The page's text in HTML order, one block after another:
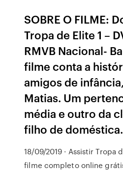
SOBRE O FILME:
Tropa de Elite 1 –
RMVB Nacional-
filme conta a
amigos de
Matias. Um
média e outro da
filho de doméstica.
18/09/2019 · Assistir Tropa
filme completo online